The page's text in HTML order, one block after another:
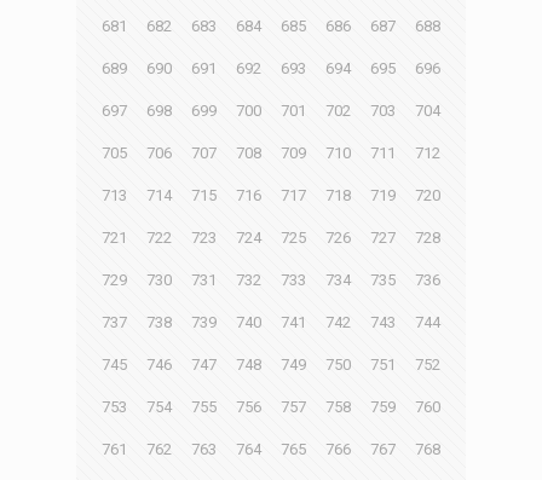
681 682 683 684 685 686 687 688
689 690 691 692 693 694 695 696
697 698 699 700 701 702 703 704
705 706 707 708 709 710 711 712
713 714 715 716 717 718 719 720
721 722 723 724 725 726 727 728
729 730 731 732 733 734 735 736
737 738 739 740 741 742 743 744
745 746 747 748 749 750 751 752
753 754 755 756 757 758 759 760
761 762 763 764 765 766 767 768